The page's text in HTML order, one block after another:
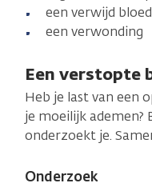
een verwijd
een verwonding
Een verstopte
Heb je last van een
je moeilijk ademen?
onderzoekt je.
Onderzoek